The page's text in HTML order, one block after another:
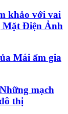
khảo với vai
Mặt Điện Ảnh
Mái ấm gia
mạch
thị